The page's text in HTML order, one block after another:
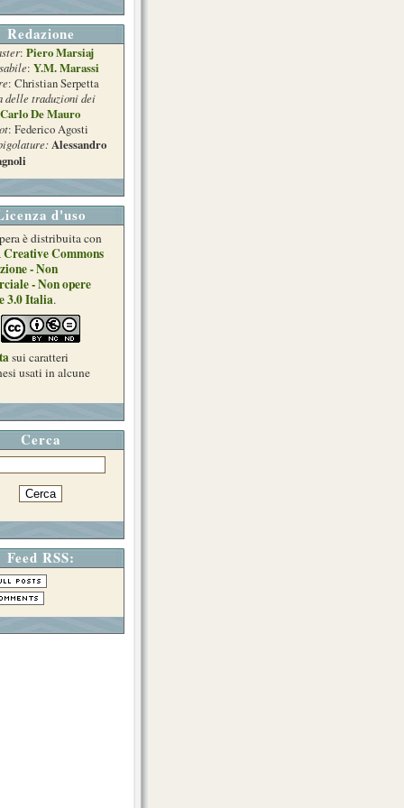
Redazione
: Piero Marsiaj
: Y.M. Marassi
: Christian Serpetta
delle traduzioni dei
Carlo De Mauro
: Federico Agosti
Alessandro
d'uso
è distribuita con
Creative Commons
- Non
- Non opere
3.0 Italia.
sui caratteri
usati in alcune
Cerca
Feed RSS: